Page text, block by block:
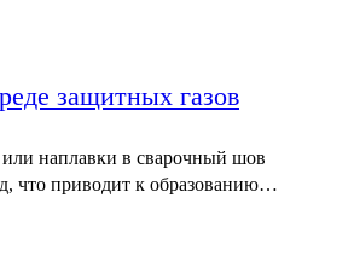
защитных газов
наплавки в сварочный шов
что приводит к образованию…